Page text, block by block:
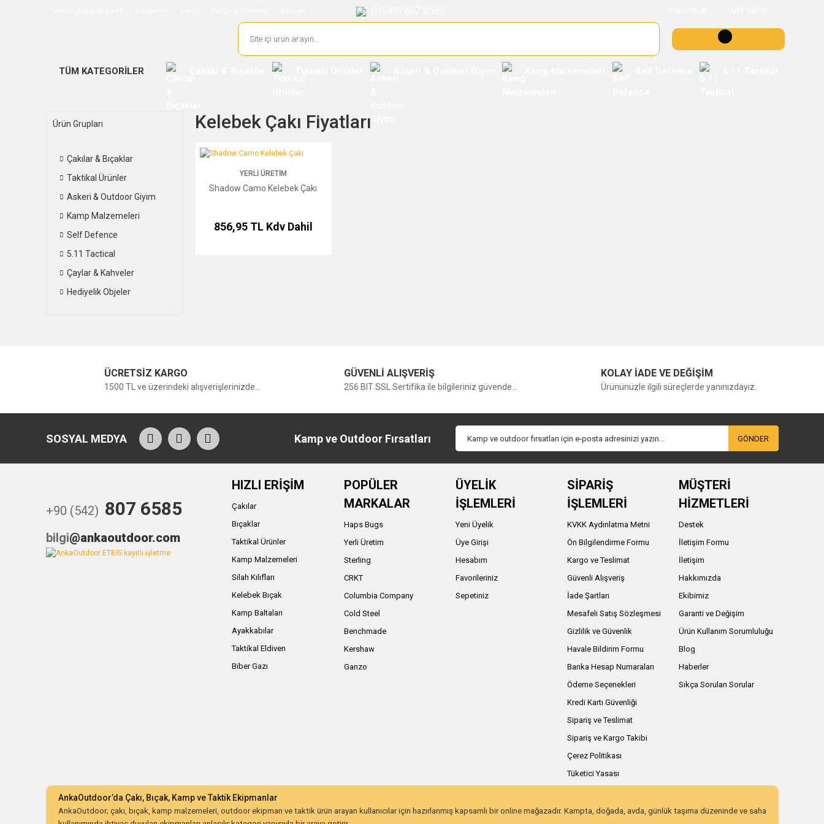
TÜM KATEGORİLER
Ürün Grupları
Çakılar & Bıçaklar
Taktikal Ürünler
Askeri & Outdoor Giyim
Kamp Malzemeleri
Self Defence
5.11 Tactical
Çaylar & Kahveler
Hediyelik Objeler
Kelebek Çakı Fiyatları
Shadow Camo Kelebek Çakı
YERLI ÜRETIM
Shadow Camo Kelebek Çakı
856,95 TL Kdv Dahil
ÜCRETSİZ KARGO
1500 TL ve üzerindeki alışverişlerinizde...
GÜVENLİ ALIŞVERİŞ
256 BIT SSL Sertifika ile bilgileriniz güvende...
KOLAY İADE VE DEĞİŞİM
Ürününüzle ilgili süreçlerde yanınızdayız.
SOSYAL MEDYA Kamp ve Outdoor Fırsatları GÖNDER
+90 (542) 807 6585
bilgi@ankaoutdoor.com
HIZLI ERİŞİM
Çakılar
Bıçaklar
Taktikal Ürünler
Kamp Malzemeleri
Silah Kılıfları
Kelebek Bıçak
Kamp Baltaları
Ayakkabılar
Taktikal Eldiven
Biber Gazı
POPÜLER
MARKALAR
Haps Bugs
Yerli Üretim
Sterling
CRKT
Columbia Company
Cold Steel
Benchmade
Kershaw
Ganzo
ÜYELİK
İŞLEMLERİ
Yeni Üyelik
Üye Girişi
Hesabım
Favorileriniz
Sepetiniz
SİPARİŞ
İŞLEMLERİ
KVKK Aydınlatma Metni
Ön Bilgilendirme Formu
Kargo ve Teslimat
Güvenli Alışveriş
İade Şartları
Mesafeli Satış Sözleşmesi
Gizlilik ve Güvenlik
Havale Bildirim Formu
Banka Hesap Numaraları
Ödeme Seçenekleri
Kredi Kartı Güvenliği
Sipariş ve Teslimat
Sipariş ve Kargo Takibi
Çerez Politikası
Tüketici Yasası
MÜŞTERİ
HİZMETLERİ
Destek
İletişim Formu
İletişim
Hakkımızda
Ekibimiz
Garanti ve Değişim
Ürün Kullanım Sorumluluğu
Blog
Haberler
Sıkça Sorulan Sorular
AnkaOutdoor’da Çakı, Bıçak, Kamp ve Taktik Ekipmanlar
AnkaOutdoor; çakı, bıçak, kamp malzemeleri, outdoor ekipman ve taktik ürün arayan kullanıcılar için hazırlanmış kapsamlı bir online mağazadır. Kampta, doğada, avda, günlük taşıma düzeninde ve saha